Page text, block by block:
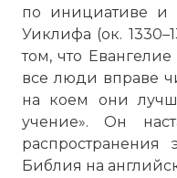
по инициативе и
Уиклифа (ок.
том, что
все люди вправе
на коем они
учение». Он
распространения
Библия на